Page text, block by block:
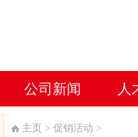
公司新闻 人
主页 > 促销活动 >